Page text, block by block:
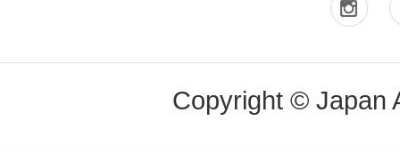
Copyright © Japan